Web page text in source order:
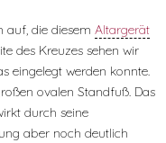
auf, die diesem Altargerät
des Kreuzes sehen wir
eingelegt werden konnte.
ovalen Standfuß. Das
durch seine
aber noch deutlich